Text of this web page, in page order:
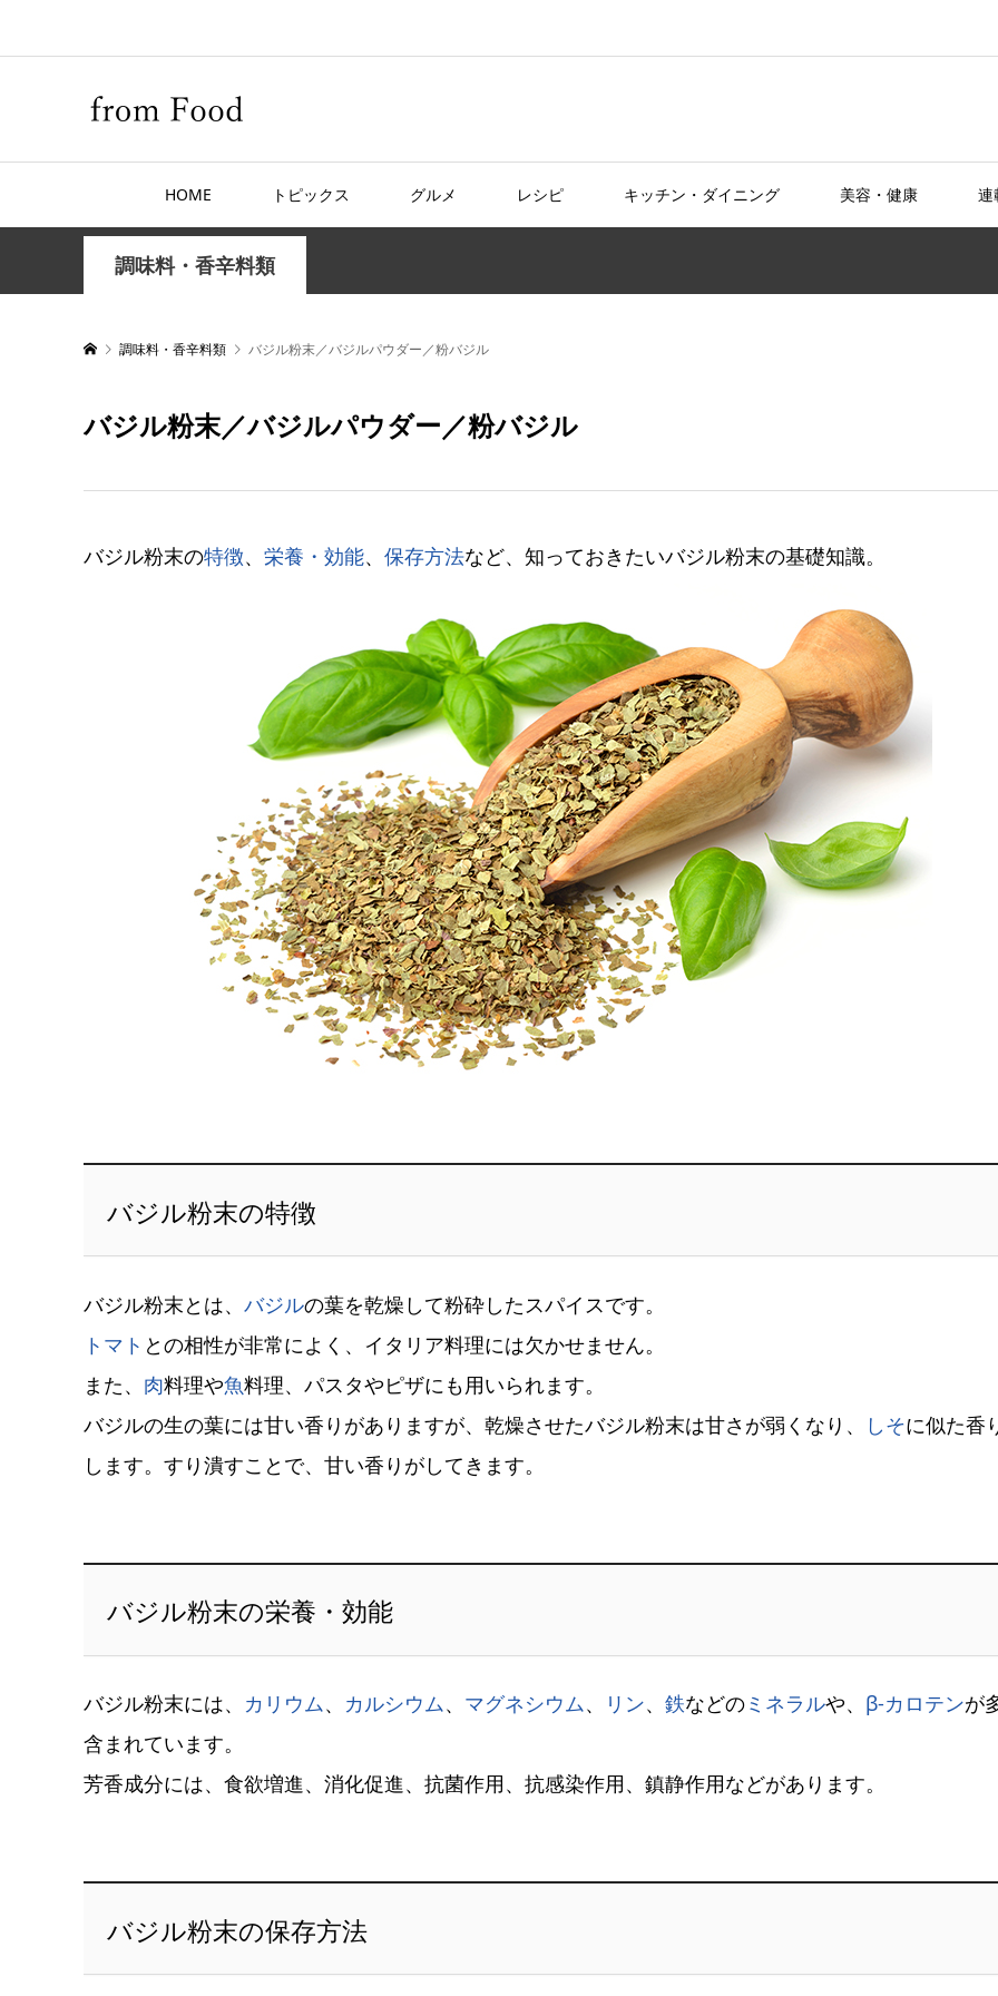
HOME トピックス グルメ レシピ キッチン・ダイニング 美容・健康 連
調味料・香辛料類
調味料・香辛料類 バジル粉末／バジルパウダー／粉バジル
バジル粉末／バジルパウダー／粉バジル
バジル粉末の特徴、 栄養・効能、 保存方法など、知っておきたいバジル粉末の基礎知識。
バジル粉末の特徴
バジル粉末とは、 バジルの葉を乾燥して粉砕したスパイスです。
トマト との相性が非常によく、イタリア料理には欠かせません。
また、 肉料理や魚料理、パスタやピザにも用いられます。
バジルの生の葉には甘い香りがありますが、乾燥させたバジル粉末は甘さが弱くなり、
しそに似た香
します。すり潰すことで、甘い香りがしてきます。
バジル粉末の栄養・効能
バジル粉末には、 カリウム、 カルシウム、 マグネシウム、 リン、 鉄などのミネラルや、 β-カロテンが
含まれています。
芳香成分には、食欲増進、消化促進、抗菌作用、抗感染作用、鎮静作用などがあります。
バジル粉末の保存方法